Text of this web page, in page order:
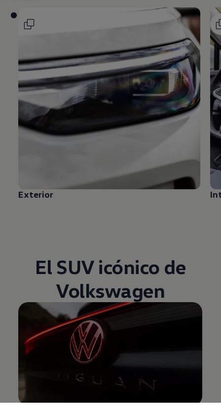
Exterior
El SUVicónico de
Volkswagen